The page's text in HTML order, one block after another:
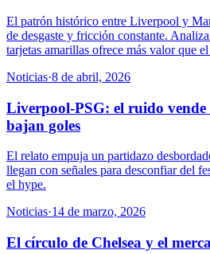
El patrón histórico entre Liverpool y
de desgaste y fricción constante.
tarjetas amarillas ofrece más valor que
Noticias·8 de abril, 2026
Liverpool-PSG: el ruido vende
bajan goles
El relato empuja un partidazo
llegan con señales para desconfiar del
el hype.
Noticias·14 de marzo, 2026
El círculo de Chelsea y el